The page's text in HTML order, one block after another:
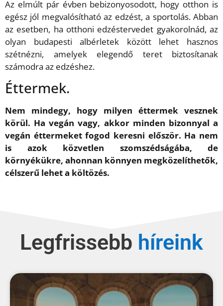
Az elmúlt pár évben bebizonyosodott, hogy otthon is
egész jól megvalósítható az edzést, a sportolás. Abban
az esetben, ha otthoni edzéstervedet gyakorolnád, az
olyan budapesti albérletek között lehet hasznos
szétnézni, amelyek elegendő teret biztosítanak
számodra az edzéshez.
Éttermek.
Nem mindegy, hogy milyen éttermek vesznek
körül. Ha vegán vagy, akkor minden bizonnyal a
vegán éttermeket fogod keresni először. Ha nem
is azok közvetlen szomszédságába, de
környékükre, ahonnan könnyen megközelíthetők,
célszerű lehet a költözés.
Legfrissebb